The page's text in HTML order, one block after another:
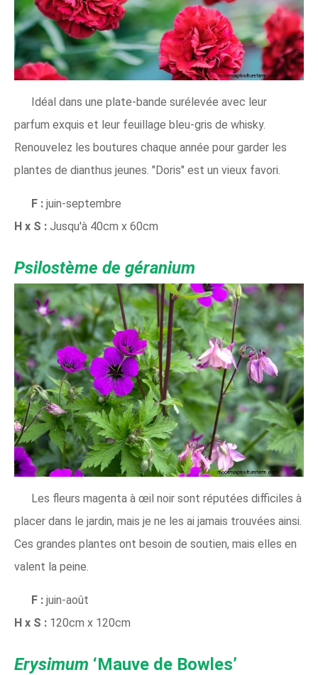
Idéal dans une plate-bande surélevée avec leur
parfum exquis et leur feuillage bleu-gris de whisky.
Renouvelez les boutures chaque année pour garder les
plantes de dianthus jeunes. "Doris" est un vieux favori.
F : juin-septembre
H x S : Jusqu'à 40cm x 60cm
Psilostème de géranium
Les fleurs magenta à œil noir sont réputées difficiles à
placer dans le jardin, mais je ne les ai jamais trouvées ainsi.
Ces grandes plantes ont besoin de soutien, mais elles en
valent la peine.
F : juin-août
H x S : 120cm x 120cm
Erysimum ‘Mauve de Bowles’